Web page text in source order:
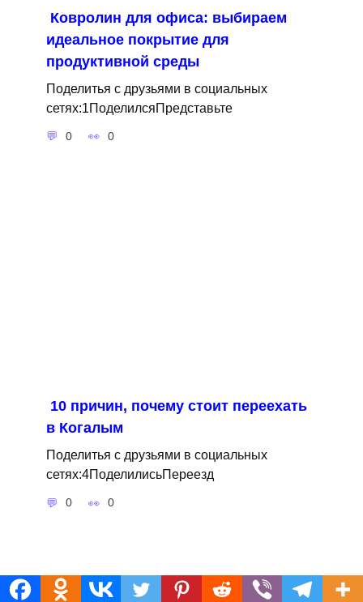
Ковролин для офиса: выбираем
идеальное покрытие для
продуктивной среды
Поделитья с друзьями в социальных
сетях:1ПоделилсяПредставьте
0 0
10 причин, почему стоит переехать
в Когалым
Поделитья с друзьями в социальных
сетях:4ПоделилисьПереезд
0 0